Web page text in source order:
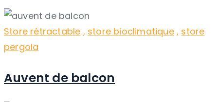
Store rétractable , store bioclimatique, store
pergola
Auvent de balcon